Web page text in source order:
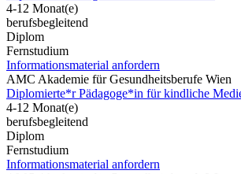
4-12 Monat(e)
berufsbegleitend
Diplom
Fernstudium
Informationsmaterial anfordern
AMC Akademie für Gesundheitsberufe Wien
Diplomierte*r Pädagoge*in für kindliche
4-12 Monat(e)
berufsbegleitend
Diplom
Fernstudium
Informationsmaterial anfordern